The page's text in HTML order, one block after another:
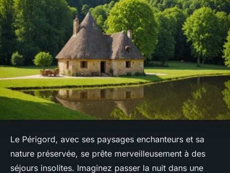
Le Périgord, avec ses paysages enchanteurs et sa
nature préservée, se prête merveilleusement à des
séjours insolites. Imaginez passer la nuit dans une